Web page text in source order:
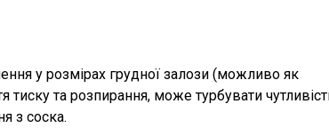
у розмірах грудної залози (можливо як
тиску та розпирання, може турбувати
з соска.